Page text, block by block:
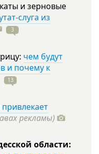
и зерновые
слуга из
3
чем будут
и почему к
13
рекламы)
области: